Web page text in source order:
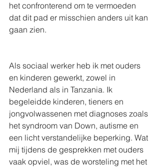
het confronterend om te vermoeden
dat dit pad er misschien anders uit kan
gaan zien.
Als sociaal werker heb ik met ouders
en kinderen gewerkt, zowel in
Nederland als in Tanzania. Ik
begeleidde kinderen, tieners en
jongvolwassenen met diagnoses zoals
het syndroom van Down, autisme en
een licht verstandelijke beperking. Wat
mij tijdens de gesprekken met ouders
vaak opviel, was de worsteling met het